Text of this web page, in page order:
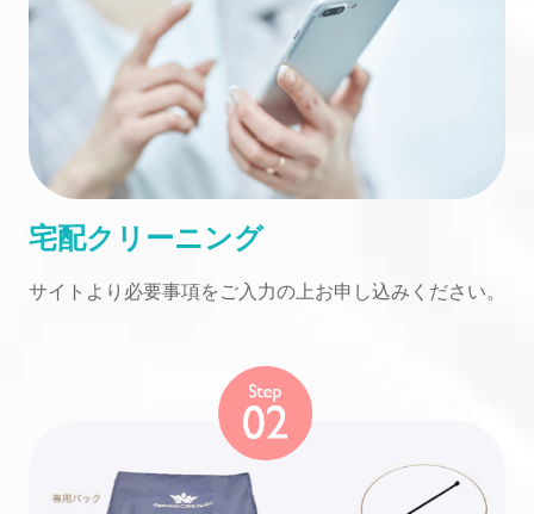
宅配クリーニング
サイトより必要事項をご入力の上お申し込みください。